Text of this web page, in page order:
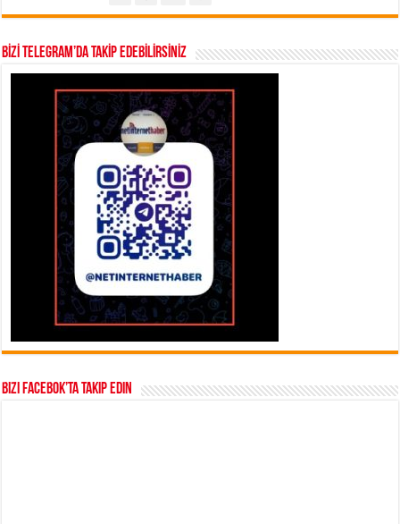
BİZİ TELEGRAM’DA TAKİP EDEBİLİRSİNİZ
Bizi Facebok’ta takip edin